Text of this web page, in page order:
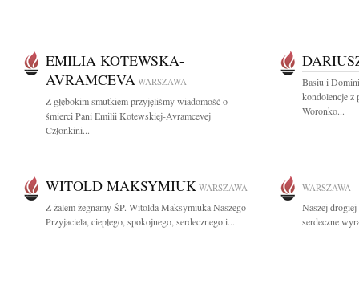
EMILIA KOTEWSKA-
AVRAMCEVA WARSZAWA
Z głębokim smutkiem przyjęliśmy wiadomość o
śmierci Pani Emilii Kotewskiej-Avramcevej
Członkini...
Basiu i
kondolencje z
Woronko...
WITOLD MAKSYMIUK WARSZAWA
Z żalem żegnamy ŚP. Witolda Maksymiuka Naszego
Przyjaciela, ciepłego, spokojnego, serdecznego i...
WARSZAWA
Naszej
serdeczne